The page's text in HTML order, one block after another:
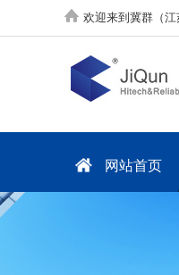
欢迎来到冀群（江
网站首页